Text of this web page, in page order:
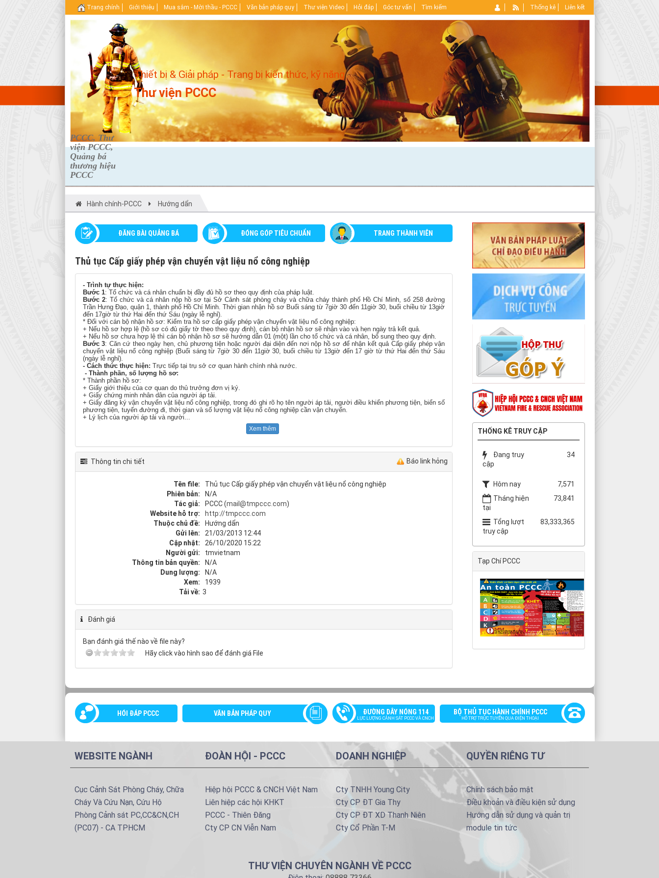
PCCC, Thư
viện PCCC,
Quảng bá
thương hiệu
PCCC
Thiết bị & Giải pháp - Trang bị kiến thức, kỹ năng
Thư viện PCCC
Trang chính Giới thiệu Mua sắm - Mời thầu - PCCC Văn bản pháp quy Thư viện Video Hỏi đáp Góc tư vấn Tìm kiếm Thống kê Liên kết
Hành chính-PCCC Hướng dẩn
ĐĂNG BÀI QUẢNG BÁ ĐÓNG GÓP TIÊU CHUẨN TRANG THÀNH VIÊN
Thủ tục Cấp giấy phép vận chuyển vật liệu nổ công nghiệp
- Trình tự thực hiện:
Bước 1: Tổ chức và cá nhân chuẩn bị đầy đủ hồ sơ theo quy định của pháp luật.
Bước 2: Tổ chức và cá nhân nộp hồ sơ tại Sở Cảnh sát phòng cháy và chữa cháy thành phố Hồ Chí Minh, số 258 đường
Trần Hưng Đạo, quận 1, thành phố Hồ Chí Minh. Thời gian nhận hồ sơ Buổi sáng từ 7giờ 30 đến 11giờ 30, buổi chiều từ 13giờ
đến 17giờ từ thứ Hai đến thứ Sáu (ngày lễ nghỉ).
* Đối với cán bộ nhận hồ sơ: Kiểm tra hồ sơ cấp giấy phép vận chuyển vật liệu nổ công nghiệp:
+ Nếu hồ sơ hợp lệ (hồ sơ có đủ giấy tờ theo theo quy định), cán bộ nhận hồ sơ sẽ nhận vào và hẹn ngày trả kết quả.
+ Nếu hồ sơ chưa hợp lệ thì cán bộ nhận hồ sơ sẽ hướng dẫn 01 (một) lần cho tổ chức và cá nhân, bổ sung theo quy định.
Bước 3: Căn cứ theo ngày hẹn, chủ phương tiện hoặc người đại diện đến nơi nộp hồ sơ để nhận kết quả Cấp giấy phép vận
chuyển vật liệu nổ công nghiệp (Buổi sáng từ 7giờ 30 đến 11giờ 30, buổi chiều từ 13giờ đến 17 giờ từ thứ Hai đến thứ Sáu
(ngày lễ nghỉ).
- Cách thức thực hiện: Trực tiếp tại trụ sở cơ quan hành chính nhà nước.
- Thành phần, số lượng hồ sơ:
* Thành phần hồ sơ:
+ Giấy giới thiệu của cơ quan do thủ trưởng đơn vị ký.
+ Giấy chứng minh nhân dân của người áp tải.
+ Giấy đăng ký vận chuyển vật liệu nổ công nghiệp, trong đó ghi rõ họ tên người áp tải, người điều khiển phương tiện, biển số
phương tiện, tuyến đường đi, thời gian và số lượng vật liệu nổ công nghiệp cần vận chuyển.
+ Lý lịch của người áp tải và người...
Xem thêm
Báo link hỏng
Thông tin chi tiết
Tên file:
Thủ tục Cấp giấy phép vận chuyển vật liệu nổ công nghiệp
Phiên bản:
N/A
Tác giả:
PCCC (mail@tmpccc.com)
Website hỗ trợ:
http://tmpccc.com
Thuộc chủ đề:
Hướng dẩn
Gửi lên:
21/03/2013 12:44
Cập nhật:
26/10/2020 15:22
Người gửi:
tmvietnam
Thông tin bản quyền:
N/A
Dung lượng:
N/A
Xem:
1939
Tải về: 3
Đánh giá
Bạn đánh giá thế nào về file này?
Hãy click vào hình sao để đánh giá File
THỐNG KÊ TRUY CẬP
Đang truy
cập
34
Hôm nay
7,571
Tháng hiện
tại
73,841
Tổng lượt
truy cập
83,333,365
Tạp Chí PCCC
HÓI ĐÁP PCCC VĂN BẢN PHÁP QUY ĐƯỜNG DÂY NÓNG 114
LỰC LƯỢNG CẢNH SÁT PCCC VÀ CNCH
BỘ THỦ TỤC HÀNH CHÍNH PCCC
HỖ TRỢ TRỰC TUYẾN QUA ĐIỆN THOẠI
WEBSITE NGÀNH
Cục Cảnh Sát Phòng Cháy, Chữa
Cháy Và Cứu Nạn, Cứu Hộ
Phòng Cảnh sát PC,CC&CN,CH
(PC07) - CA TPHCM
ĐOÀN HỘI - PCCC
Hiệp hội PCCC & CNCH Việt Nam
Liên hiệp các hội KHKT
PCCC - Thiên Đăng
Cty CP CN Viễn Nam
DOANH NGHIỆP
Cty TNHH Young City
Cty CP ĐT Gia Thy
Cty CP ĐT XD Thanh Niên
Cty Cổ Phần T-M
QUYỀN RIÊNG TƯ
Chính sách bảo mật
Điều khoản và điều kiện sử dụng
Hướng dẫn sử dụng và quản trị
module tin tức
THƯ VIỆN CHUYÊN NGÀNH VỀ PCCC